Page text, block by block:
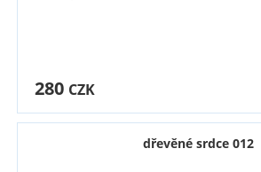
280 CZK
dřevěné srdce 012